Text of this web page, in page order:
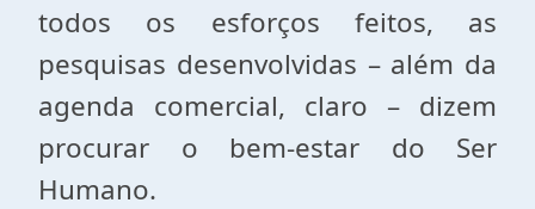
todos os esforços feitos, as
pesquisas desenvolvidas – além da
agenda comercial, claro – dizem
procurar o bem-estar do Ser
Humano.